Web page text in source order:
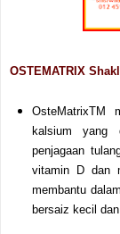
OSTEMATRIX
OsteMatrixTM
kalsium yang
penjagaan
vitamin D dan
membantu
bersaiz kecil